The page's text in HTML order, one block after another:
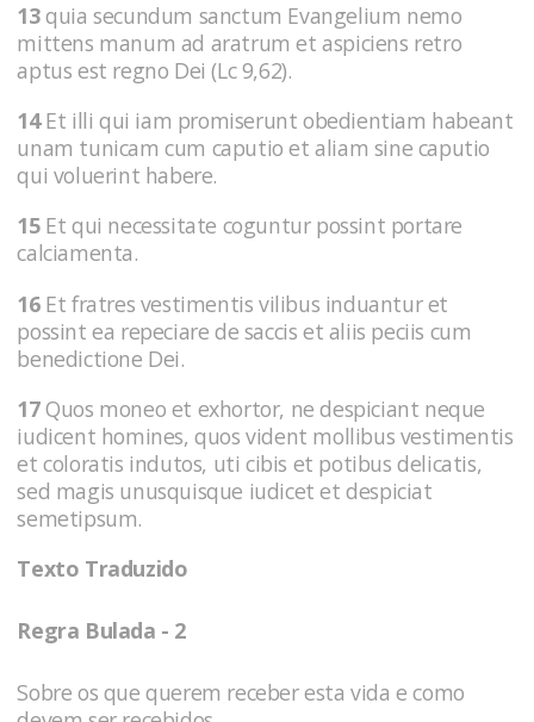
13quia secundum sanctum Evangelium nemo
mittens manum ad aratrum et aspiciens retro
aptus est regno Dei (Lc 9,62).
14Et illi qui iam promiserunt obedientiam habeant
unam tunicam cum caputio et aliam sine caputio
qui voluerint habere.
15Et qui necessitate coguntur possint portare
calciamenta.
16Et fratres vestimentis vilibus induantur et
possint ea repeciare de saccis et aliis peciis cum
benedictione Dei.
17Quos moneo et exhortor, ne despiciant neque
iudicent homines, quos vident mollibus vestimentis
et coloratis indutos, uti cibis et potibus delicatis,
sed magis unusquisque iudicet et despiciat
semetipsum.
Texto Traduzido
Regra Bulada - 2
Sobre os que querem receber esta vida e como